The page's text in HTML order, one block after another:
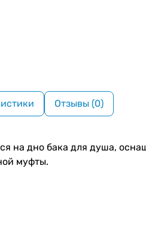
Отзывы (0)
на дно бака для душа,
муфты.